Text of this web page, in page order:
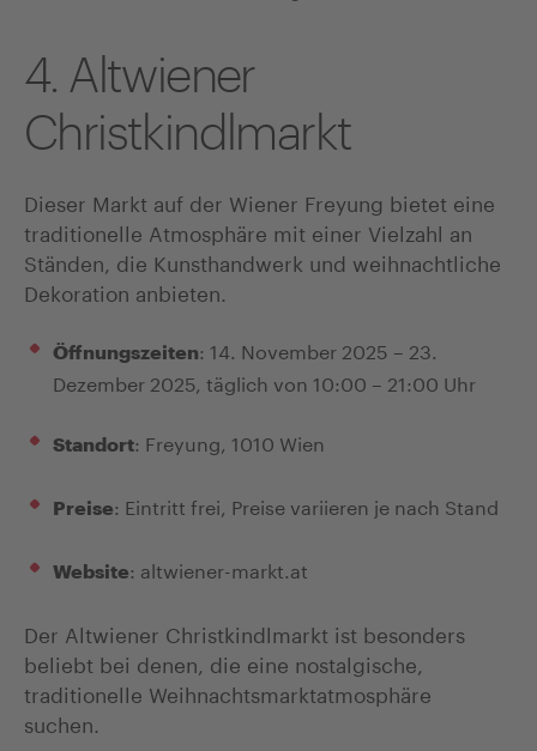
4. Altwiener
Christkindlmarkt
Dieser Markt auf der Wiener Freyung bietet eine
traditionelle Atmosphäre mit einer Vielzahl an
Ständen, die Kunsthandwerk und weihnachtliche
Dekoration anbieten.
Öffnungszeiten: 14. November 2025 – 23.
Dezember 2025, täglich von 10:00 – 21:00 Uhr
Standort: Freyung, 1010 Wien
Preise: Eintritt frei, Preise variieren je nach Stand
Website: altwiener-markt.at
Der Altwiener Christkindlmarkt ist besonders
beliebt bei denen, die eine nostalgische,
traditionelle Weihnachtsmarktatmosphäre
suchen.